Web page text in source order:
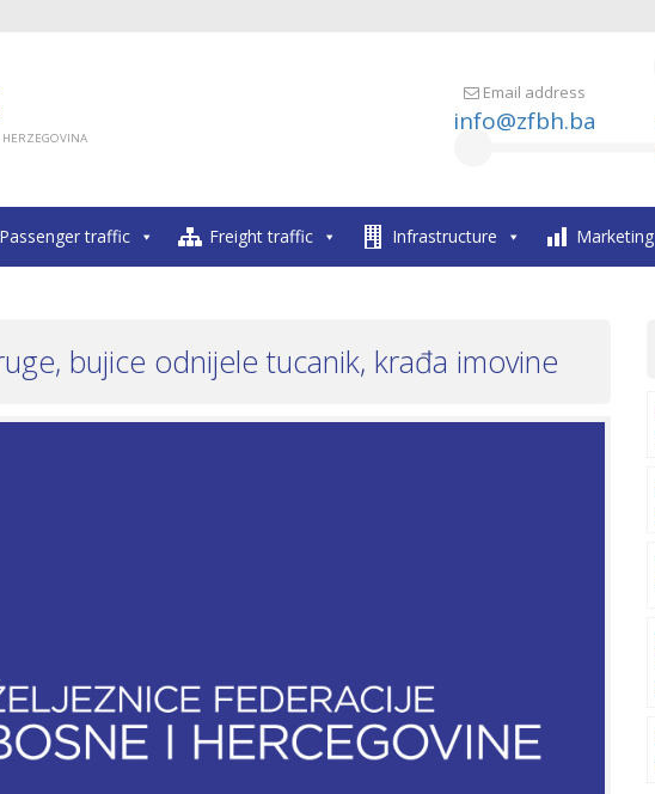
Email address
info@zfbh.ba
Passenger traffic Freight traffic Infrastructure Marketing
bujice odnijele tucanik, krađa imovine